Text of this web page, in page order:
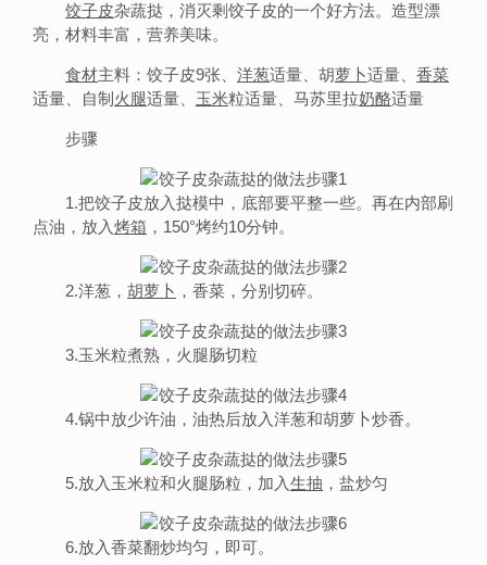
饺子皮杂蔬挞，消灭剩饺子皮的一个好方法。造型漂
亮，材料丰富，营养美味。
食材主料：饺子皮9张、 洋葱适量、胡萝卜适量、 香菜
适量、自制 火腿适量、 玉米粒适量、马苏里拉奶酪适量
步骤
1.把饺子皮放入挞模中，底部要平整一些。再在内部刷
点油，放入烤箱 ，150°烤约10分钟。
2.洋葱， 胡萝卜 ，香菜，分别切碎。
3.玉米粒煮熟，火腿肠切粒
4.锅中放少许油，油热后放入洋葱和胡萝卜炒香。
5.放入玉米粒和火腿肠粒，加入生抽 ，盐炒匀
6.放入香菜翻炒均匀，即可。